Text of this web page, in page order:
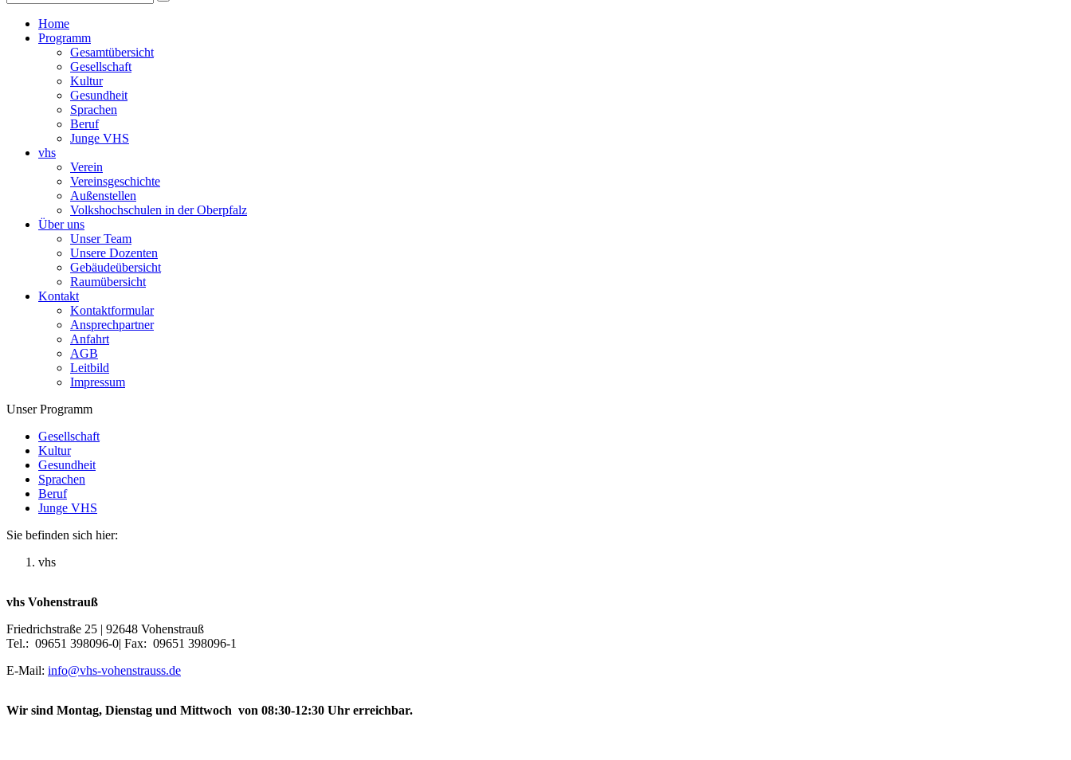
Home
Programm
Gesamtübersicht
Gesellschaft
Kultur
Gesundheit
Sprachen
Beruf
Junge VHS
vhs
Verein
Vereinsgeschichte
Außenstellen
Volkshochschulen in der Oberpfalz
Über uns
Unser Team
Unsere Dozenten
Gebäudeübersicht
Raumübersicht
Kontakt
Kontaktformular
Ansprechpartner
Anfahrt
AGB
Leitbild
Impressum
Unser Programm
Gesellschaft
Kultur
Gesundheit
Sprachen
Beruf
Junge VHS
Sie befinden sich hier:
vhs
vhs Vohenstrauß
Friedrichstraße 25 | 92648 Vohenstrauß
Tel.: 09651 398096-0| Fax: 09651 398096-1
E-Mail: info@vhs-vohenstrauss.de
Wir sind Montag, Dienstag und Mittwoch von 08:30-12:30 Uhr erreichbar.